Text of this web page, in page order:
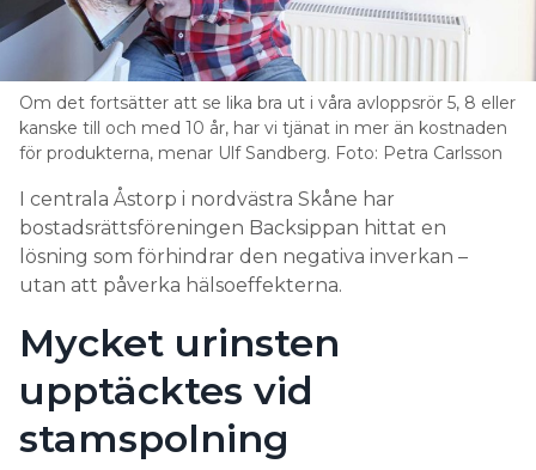
Om det fortsätter att se lika bra ut i våra avloppsrör 5, 8 eller
kanske till och med 10 år, har vi tjänat in mer än kostnaden
för produkterna, menar Ulf Sandberg. Foto: Petra Carlsson
I centrala Åstorp i nordvästra Skåne har
bostadsrättsföreningen Backsippan hittat en
lösning som förhindrar den negativa inverkan –
utan att påverka hälsoeffekterna.
Mycket urinsten
upptäcktes vid
stamspolning